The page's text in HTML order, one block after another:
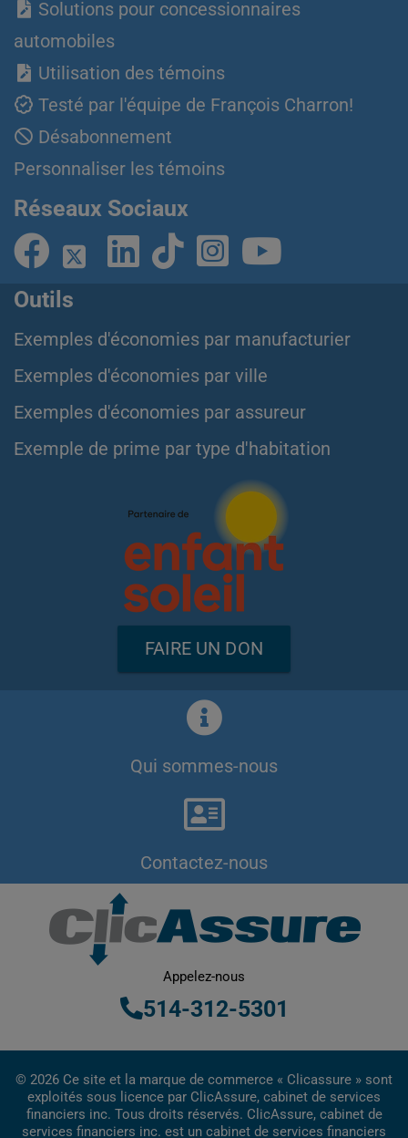
Solutions pour concessionnaires
automobiles
Utilisation des témoins
Testé par l'équipe de François Charron!
Désabonnement
Personnaliser les témoins
Réseaux Sociaux
Outils
Exemples d'économies par manufacturier
Exemples d'économies par ville
Exemples d'économies par assureur
Exemple de prime par type d'habitation
FAIRE UN DON
Qui sommes-nous
Contactez-nous
Appelez-nous
514-312-5301
© 2026 Ce site et la marque de commerce « Clicassure » sont
exploités sous licence par ClicAssure, cabinet de services
financiers inc. Tous droits réservés. ClicAssure, cabinet de
services financiers inc. est un cabinet de services financiers